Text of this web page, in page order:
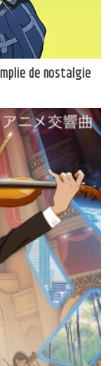
de nostalgie